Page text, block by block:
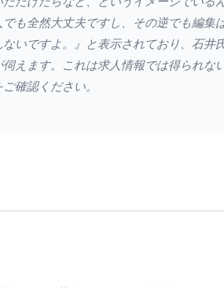
も全然大丈夫ですし、その逆でも編集
いですよ。』と表示されており、石井
えます。これは求人情報では得られな
確認ください。